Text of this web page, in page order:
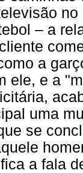
– a
a
ele, e a
uma
se
a fala